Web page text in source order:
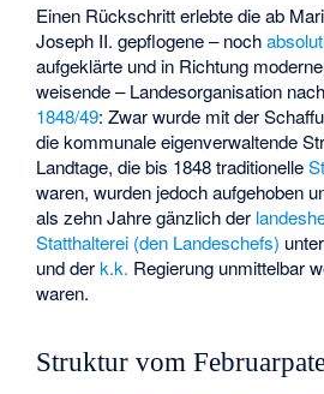
Einen Rückschritt erlebte die ab
Joseph II. gepflogene – noch
aufgeklärte und in Richtung
weisende – Landesorganisation
1848/49: Zwar wurde mit der
die kommunale eigenverwaltende
Landtage, die bis 1848 traditionelle
waren, wurden jedoch aufgehoben
als zehn Jahre gänzlich der
Statthalterei (den Landeschefs)
und derk.k. Regierung unmittelbar
waren.
Struktur vom